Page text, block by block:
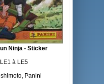
Ninja - Sticker
à LE5
Panini